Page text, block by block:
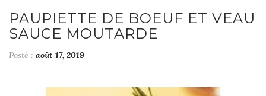
PAUPIETTE DE BOEUF ET VEAU
SAUCE MOUTARDE
Posté : août 17, 2019